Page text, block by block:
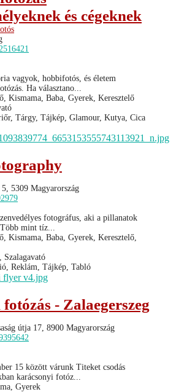
és cégeknek
vagyok, hobbifotós, és életem
Ha választano...
Kismama, Baba, Gyerek, Keresztelő
Tárgy, Tájkép, Glamour, Kutya, Cica
5309 Magyarország
fotográfus, aki a pillanatok
mint tíz...
Kismama, Baba, Gyerek, Keresztelő,
Szalagavató
Reklám, Tájkép, Tabló
- Zalaegerszeg
útja 17, 8900 Magyarország
15 között várunk Titeket csodás
karácsonyi fotóz...
Gyerek